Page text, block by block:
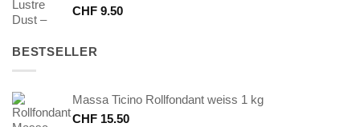
CHF 9.50
BESTSELLER
Massa Ticino Rollfondant weiss 1 kg
CHF 15.50